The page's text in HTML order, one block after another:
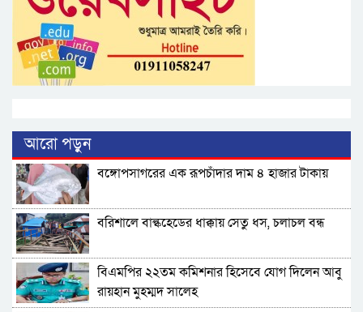
আরো পড়ুন
বঙ্গোপসাগরের এক রূপচাঁদার দাম ৪ হাজার টাকায়
বরিশালে বাল্কহেডের ধাক্কায় সেতু ধস, চলাচল বন্ধ
বিএমপির ২২তম কমিশনার হিসেবে যোগ দিলেন আবু
রায়হান মুহম্মদ সালেহ